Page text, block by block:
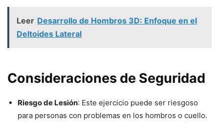
Leer Desarrollo de Hombros 3D: Enfoque en el
Deltoides Lateral
Consideraciones de Seguridad
Riesgo de Lesión: Este ejercicio puede ser riesgoso
para personas con problemas en los hombros o cuello.